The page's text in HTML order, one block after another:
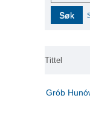
Søk
Tittel
Grób